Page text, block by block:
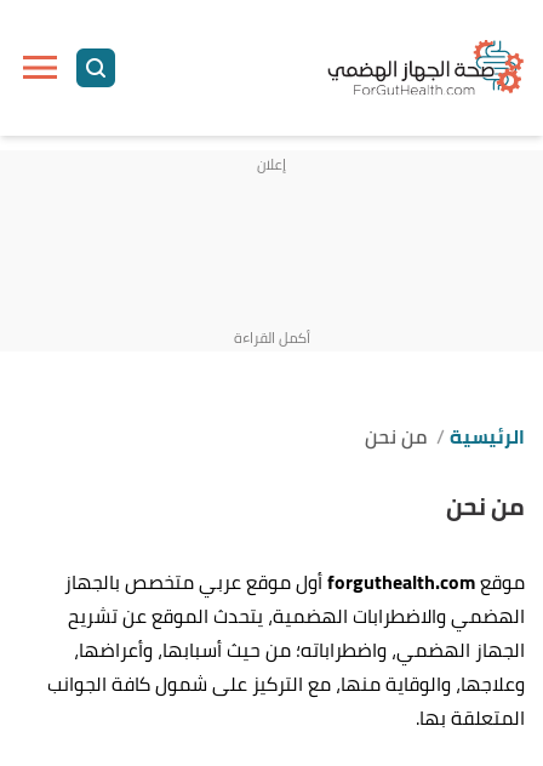
الرئيسية من نحن
من نحن
موقعforguthealth.comأول موقع عربي متخصص بالجهاز
الهضمي والاضطرابات الهضمية، يتحدث الموقع عن تشريح
الجهاز الهضمي، واضطراباته؛ من حيث أسبابها، وأعراضها،
وعلاجها، والوقاية منها، مع التركيز على شمول كافة الجوانب
المتعلقة بها.